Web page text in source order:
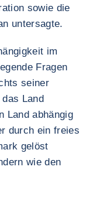
sowie die
untersagte.
im
Fragen
seiner
Land
Land abhängig
durch ein freies
gelöst
wie den